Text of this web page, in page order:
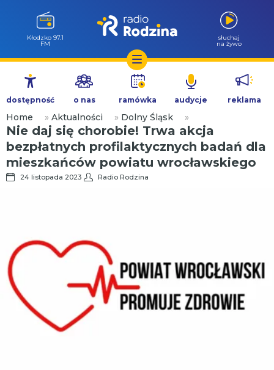
Przejdź
treści
Kłodzko 97.1
FM
słuchaj
na żywo
dostępność o nas ramówka audycje reklama
Home » Aktualności » Dolny Śląsk »
Nie daj się chorobie! Trwa akcja
bezpłatnych profilaktycznych badań dla
mieszkańców powiatu wrocławskiego
24 listopada 2023 Radio Rodzina